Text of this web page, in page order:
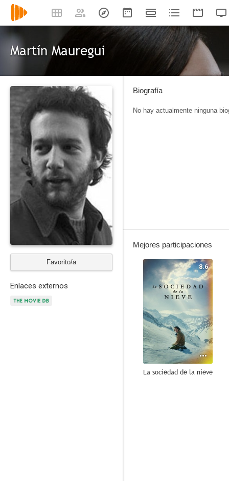
Martín Mauregui
Favorito/a
Enlaces externos
Biografía
No hay actualmente ninguna
Mejores participaciones
8.6
La sociedad de la nieve